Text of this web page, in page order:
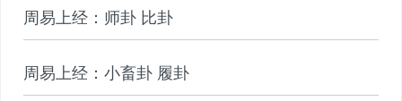
周易上经：师卦 比卦
周易上经：小畜卦 履卦